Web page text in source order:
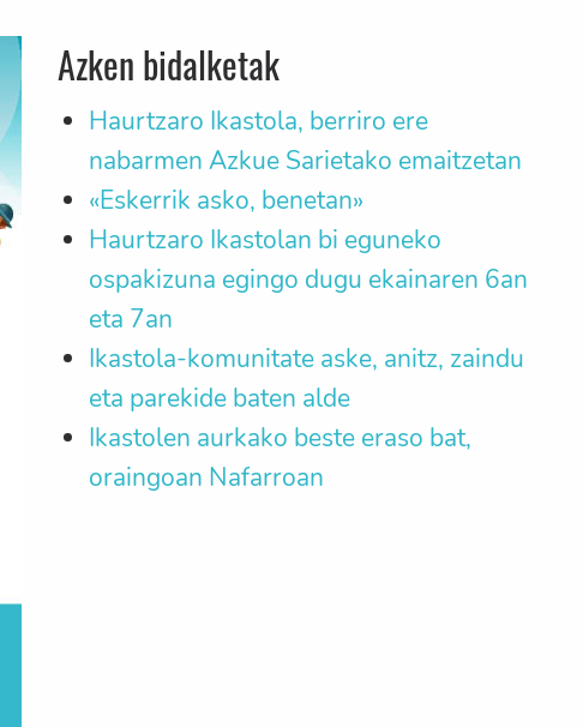
Azken bidalketak
Haurtzaro Ikastola, berriro ere
nabarmen Azkue Sarietako emaitzetan
«Eskerrik asko, benetan»
Haurtzaro Ikastolan bi eguneko
ospakizuna egingo dugu ekainaren 6an
eta 7an
Ikastola-komunitate aske, anitz, zaindu
eta parekide baten alde
Ikastolen aurkako beste eraso bat,
oraingoan Nafarroan